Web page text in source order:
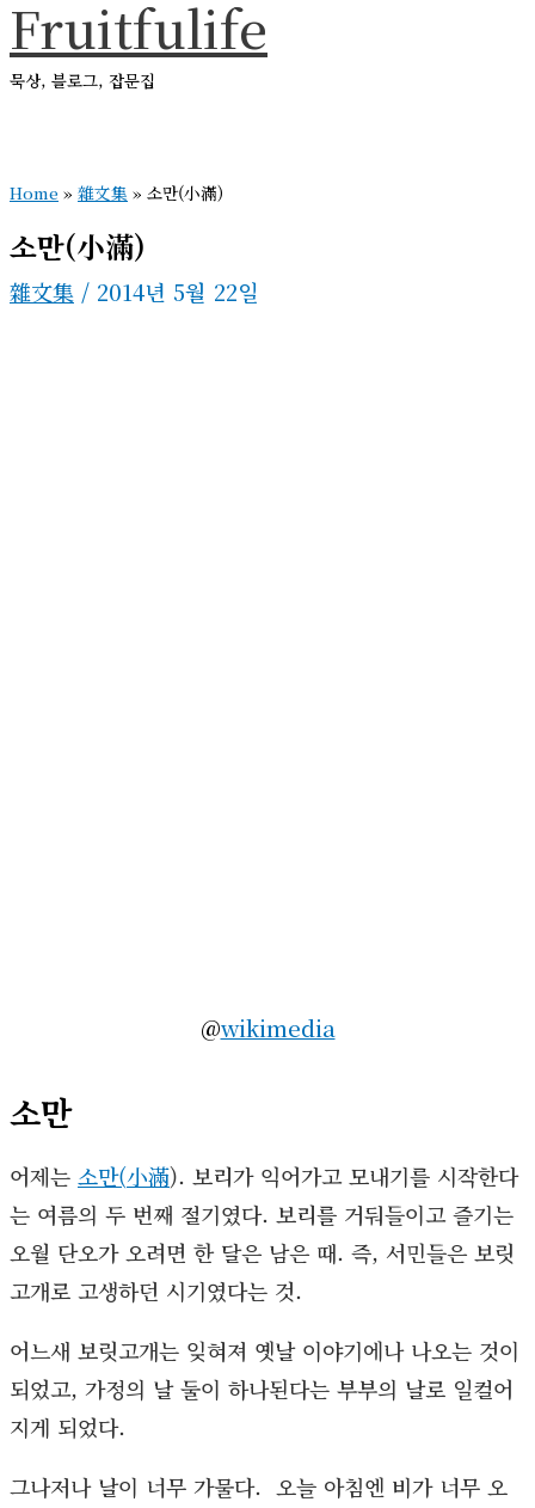
콘
텐
츠
너
뛰
기
Fruitfulife
묵상, 블로그, 잡문집
메
Home » 雜文集 » 소만(小滿)
소만(小滿)
雜文集 / 2014년 5월 22일
@wikimedia
소만
어제는 소만(小滿). 보리가 익어가고 모내기를 시작한다
는 여름의 두 번째 절기였다. 보리를 거둬들이고 즐기는
오월 단오가 오려면 한 달은 남은 때. 즉, 서민들은 보릿
고개로 고생하던 시기였다는 것.
어느새 보릿고개는 잊혀져 옛날 이야기에나 나오는 것이
되었고, 가정의 날 둘이 하나된다는 부부의 날로 일컬어
지게 되었다.
그나저나 날이 너무 가물다. 오늘 아침엔 비가 너무 오